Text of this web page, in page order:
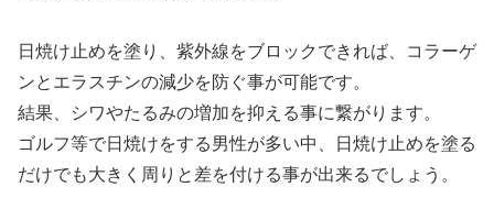
日焼け止めを塗り、紫外線をブロックできれば、コラーゲ
ンとエラスチンの減少を防ぐ事が可能です。
結果、シワやたるみの増加を抑える事に繋がります。
ゴルフ等で日焼けをする男性が多い中、日焼け止めを塗る
だけでも大きく周りと差を付ける事が出来るでしょう。